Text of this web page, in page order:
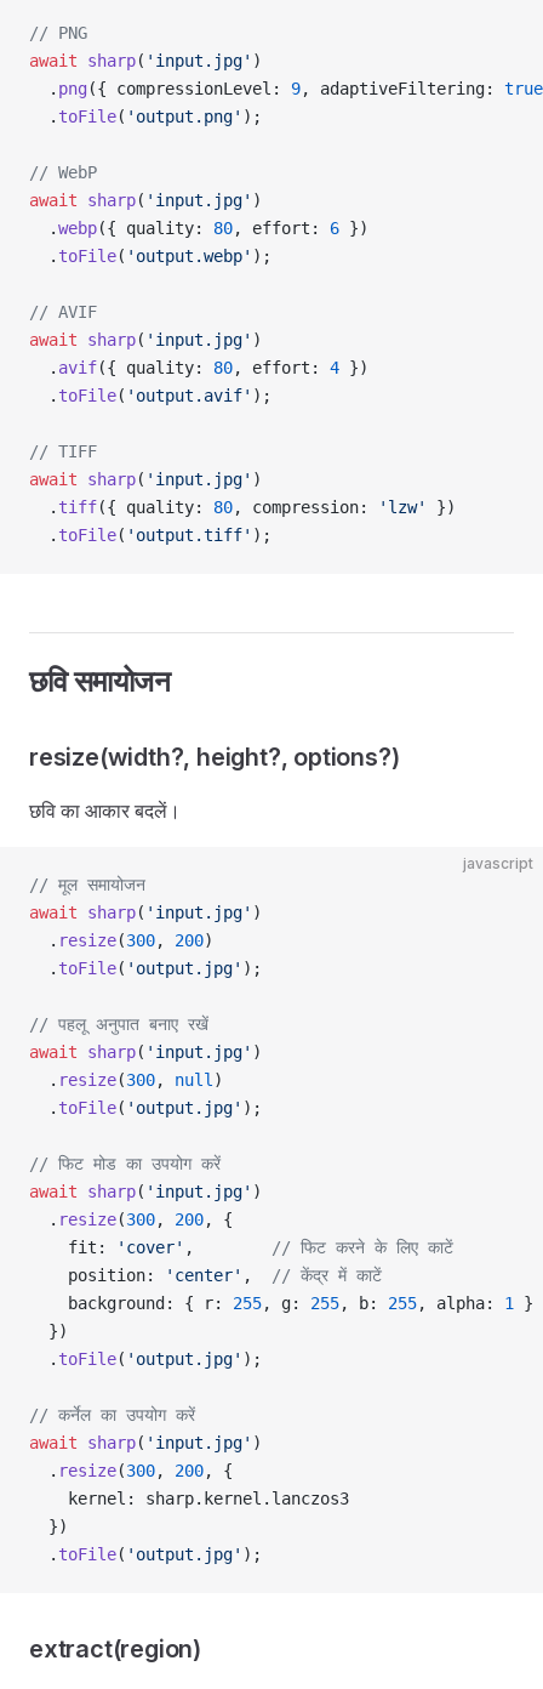
// PNG
await sharp( 'input.jpg' )
  .
png ({ compressionLevel: 9, adaptiveFiltering: true
  .
toFile( 'output.png' );
// WebP
await sharp( 'input.jpg' )
  .
webp({ quality: 80, effort: 6 })
  .
toFile( 'output.webp' );
// AVIF
await sharp( 'input.jpg' )
  .
avif({ quality: 80, effort: 4 })
  .
toFile( 'output.avif' );
// TIFF
await sharp( 'input.jpg' )
  .
tiff({ quality: 80, compression: 'lzw'
})
  .
toFile( 'output.tiff' );
छवि समायोजन
resize(width?, height?, options?)
छवि का आकार बदलें।
javascript
// मूल समायोजन
await sharp( 'input.jpg' )
  .
resize(300, 200)
  .
toFile( 'output.jpg' );
// पहलू अनुपात बनाए रखें
await sharp( 'input.jpg' )
  .
resize(300, null )
  .
toFile( 'output.jpg' );
// फिट मोड का उपयोग करें
await sharp( 'input.jpg' )
  .
resize(300, 200, {
    fit:
'cover' ,
// फिट करने के लिए काटें
    position:
'center' ,
// केंद्र में काटें
    background: { r:
255, g: 255, b: 255, alpha: 1
}
  })
  .
toFile( 'output.jpg' );
// कर्नेल का उपयोग करें
await sharp( 'input.jpg' )
  .
resize(300, 200, {
    kernel: sharp.kernel.lanczos3
  })
  .
toFile( 'output.jpg' );
extract(region)